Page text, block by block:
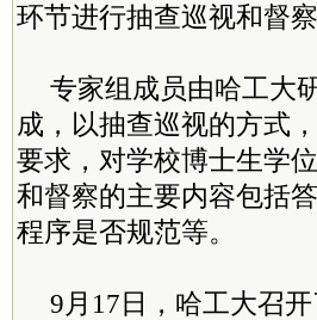
环节进行抽查巡视和督察
专家组成员由哈工大
成，以抽查巡视的方式
要求，对学校博士生学
和督察的主要内容包括
程序是否规范等。
9月17日，哈工大召